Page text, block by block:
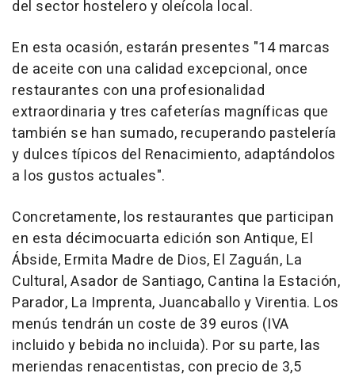
del sector hostelero y oleícola local.
En esta ocasión, estarán presentes "14 marcas
de aceite con una calidad excepcional, once
restaurantes con una profesionalidad
extraordinaria y tres cafeterías magníficas que
también se han sumado, recuperando pastelería
y dulces típicos del Renacimiento, adaptándolos
a los gustos actuales".
Concretamente, los restaurantes que participan
en esta décimocuarta edición son Antique, El
Ábside, Ermita Madre de Dios, El Zaguán, La
Cultural, Asador de Santiago, Cantina la Estación,
Parador, La Imprenta, Juancaballo y Virentia. Los
menús tendrán un coste de 39 euros (IVA
incluido y bebida no incluida). Por su parte, las
meriendas renacentistas, con precio de 3,5